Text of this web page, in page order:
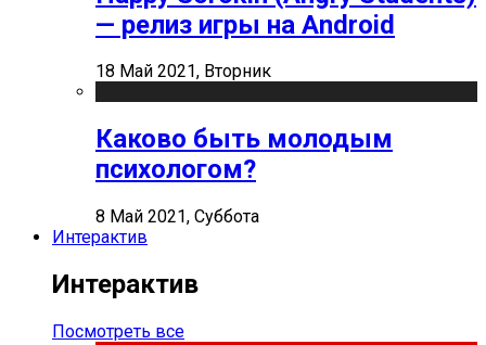
— релиз игры на Android
18 Май 2021, Вторник
Каково быть молодым
психологом?
8 Май 2021, Суббота
Интерактив
Интерактив
Посмотреть все